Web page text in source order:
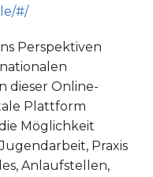
#/
Perspektiven
dieser Online-
Plattform
Möglichkeit
Praxis
Anlaufstellen,